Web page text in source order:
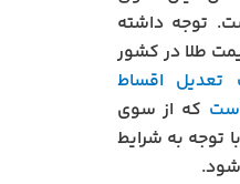
توجه داشته
طلا در کشور
تعدیل اقساط
که از سوی
توجه به شرایط